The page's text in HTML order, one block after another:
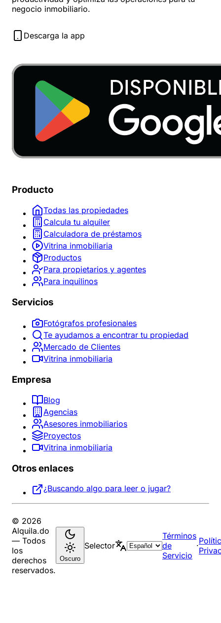
negocio inmobiliario.
Descarga la app
Producto
Todas las propiedades
Calcula tu alquiler
Calculadora de préstamos
Vitrina inmobiliaria
Productos
Para propietarios y agentes
Para inquilinos
Servicios
Fotógrafos profesionales
Te ayudamos a encontrar tu propiedad
Mercado de Clientes
Vitrina inmobiliaria
Empresa
Blog
Agencias
Asesores inmobiliarios
Proyectos
Vitrina inmobiliaria
Otros enlaces
¿Buscando algo para leer o jugar?
© 2026
Alquila.do
— Todos
los
derechos
reservados.
Oscuro
Selector
Términos
de
Servicio
·